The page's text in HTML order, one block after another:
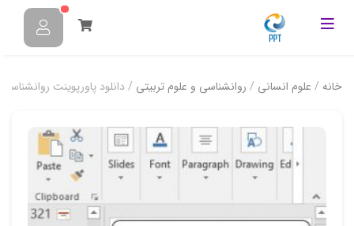
خانه / علوم انسانی / روانشناسی و علوم تربیتی / دانلود پاورپوینت